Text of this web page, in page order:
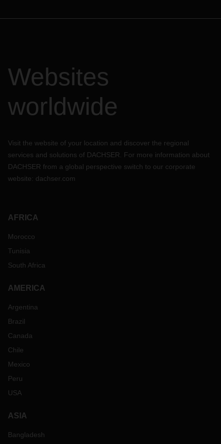
Websites
worldwide
Visit the website of your location and discover the regional
services and solutions of DACHSER. For more information about
DACHSER from a global perspective switch to our corporate
website: dachser.com
AFRICA
Morocco
Tunisia
South Africa
AMERICA
Argentina
Brazil
Canada
Chile
Mexico
Peru
USA
ASIA
Bangladesh